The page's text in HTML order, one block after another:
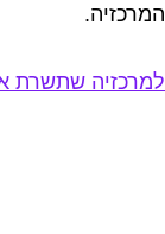
המרכזיה.
למרכזיה שתשרת